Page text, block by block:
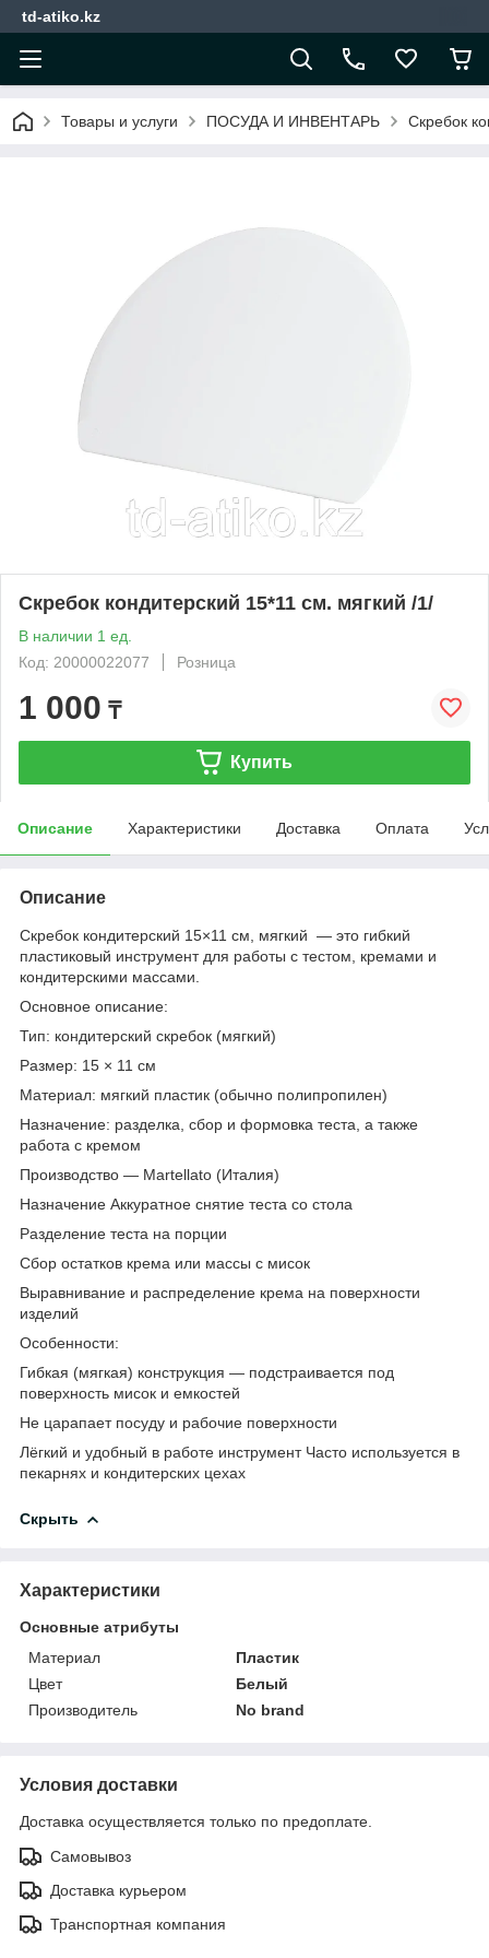
td-atiko.kz
Товары и услуги ПОСУДА И ИНВЕНТАРЬ Скребок
Скребок кондитерский 15*11 см. мягкий /1/
В наличии 1 ед.
Код: 20000022077
Розница
1 000 ₸
Купить
Описание Характеристики Доставка Оплата
Описание
Скребок кондитерский 15×11 см, мягкий — это гибкий
пластиковый инструмент для работы с тестом, кремами и
кондитерскими массами.
Основное описание:
Тип: кондитерский скребок (мягкий)
Размер: 15 × 11 см
Материал: мягкий пластик (обычно полипропилен)
Назначение: разделка, сбор и формовка теста, а также
работа с кремом
Производство — Martellato (Италия)
Назначение Аккуратное снятие теста со стола
Разделение теста на порции
Сбор остатков крема или массы с мисок
Выравнивание и распределение крема на поверхности
изделий
Особенности:
Гибкая (мягкая) конструкция — подстраивается под
поверхность мисок и емкостей
Не царапает посуду и рабочие поверхности
Лёгкий и удобный в работе инструмент Часто используется в
пекарнях и кондитерских цехах
Скрыть
Характеристики
Основные атрибуты
Материал
Пластик
Цвет
Белый
Производитель
No brand
Условия доставки
Доставка осуществляется только по предоплате.
Самовывоз
Доставка курьером
Транспортная компания